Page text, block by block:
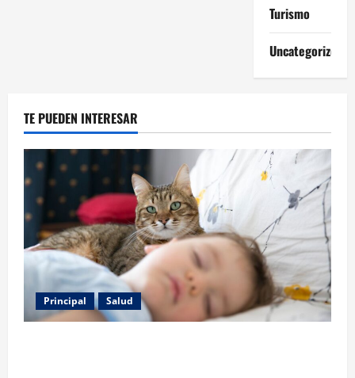
Turismo
Uncategorized
TE PUEDEN INTERESAR
Principal Salud